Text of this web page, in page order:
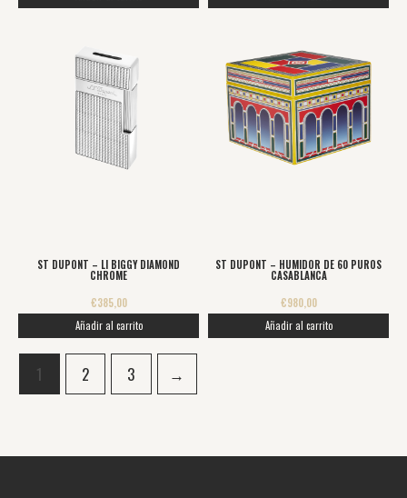
ST DUPONT – LI BIGGY DIAMOND
CHROME
€385,00
Añadir al carrito
ST DUPONT – HUMIDOR DE 60 PUROS
CASABLANCA
€980,00
Añadir al carrito
1 2 3 →